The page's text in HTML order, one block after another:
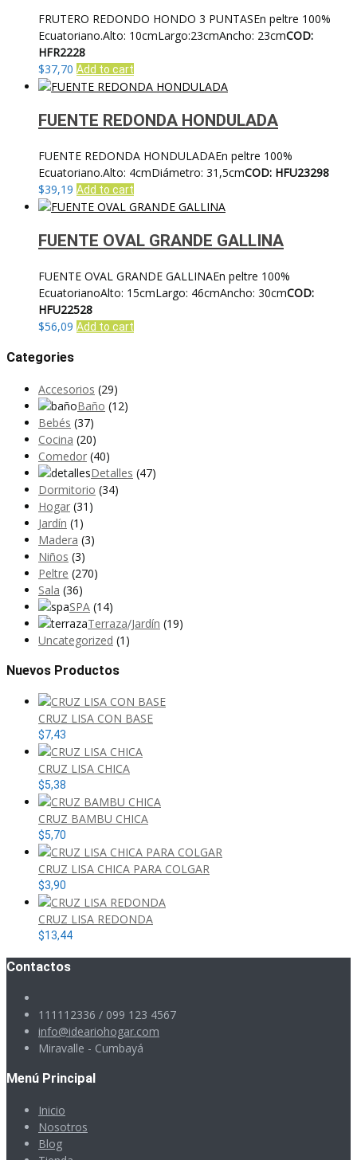
FRUTERO REDONDO HONDO 3 PUNTASEn peltre 100%
Ecuatoriano.Alto: 10cmLargo:23cmAncho: 23cmCOD:
HFR2228
$37,70 Add to cart
FUENTE REDONDA HONDULADA
FUENTE REDONDA HONDULADAEn peltre 100%
Ecuatoriano.Alto: 4cmDiámetro: 31,5cmCOD: HFU23298
$39,19 Add to cart
FUENTE OVAL GRANDE GALLINA
FUENTE OVAL GRANDE GALLINAEn peltre 100%
EcuatorianoAlto: 15cmLargo: 46cmAncho: 30cmCOD:
HFU22528
$56,09 Add to cart
Categories
Accesorios (29)
Baño (12)
Bebés (37)
Cocina (20)
Comedor (40)
Detalles (47)
Dormitorio (34)
Hogar (31)
Jardín (1)
Madera (3)
Niños (3)
Peltre (270)
Sala (36)
SPA (14)
Terraza/Jardín (19)
Uncategorized (1)
Nuevos Productos
CRUZ LISA CON BASE
$7,43
CRUZ LISA CHICA
$5,38
CRUZ BAMBU CHICA
$5,70
CRUZ LISA CHICA PARA COLGAR
$3,90
CRUZ LISA REDONDA
$13,44
Contactos
111112336 / 099 123 4567
info@ideariohogar.com
Miravalle - Cumbayá
Menú Principal
Inicio
Nosotros
Blog